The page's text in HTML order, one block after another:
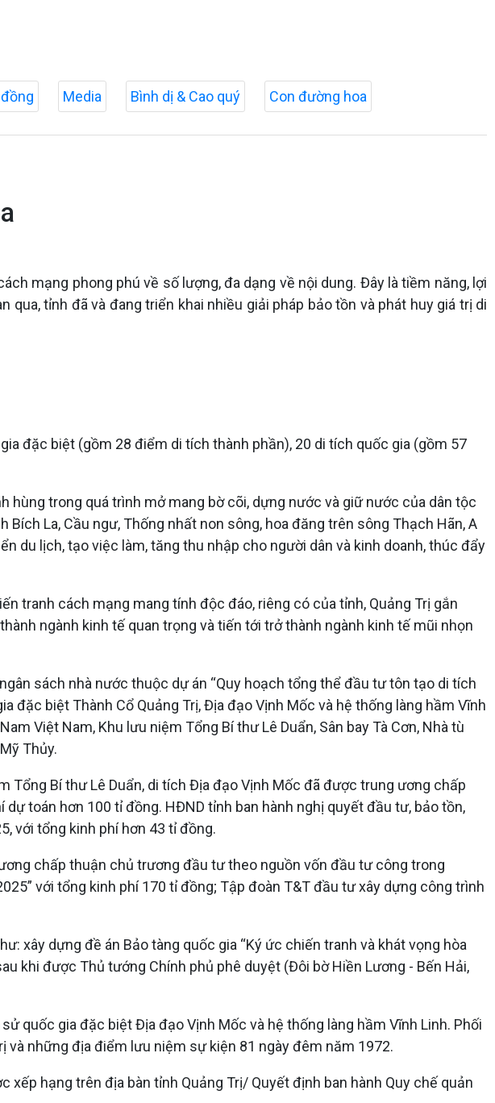
Media Bình dị & Cao quý Con đường hoa
mạng phong phú về số lượng, đa dạng về nội dung. Đây là tiềm năng, lợi
tỉnh đã và đang triển khai nhiều giải pháp bảo tồn và phát huy giá trị di
đặc biệt (gồm 28 điểm di tích thành phần), 20 di tích quốc gia (gồm 57
hùng trong quá trình mở mang bờ cõi, dựng nước và giữ nước của dân tộc
La, Cầu ngư, Thống nhất non sông, hoa đăng trên sông Thạch Hãn, A
du lịch, tạo việc làm, tăng thu nhập cho người dân và kinh doanh, thúc đẩy
tranh cách mạng mang tính độc đáo, riêng có của tỉnh, Quảng Trị gắn
ngành kinh tế quan trọng và tiến tới trở thành ngành kinh tế mũi nhọn
sách nhà nước thuộc dự án “Quy hoạch tổng thể đầu tư tôn tạo di tích
đặc biệt Thành Cổ Quảng Trị, Địa đạo Vịnh Mốc và hệ thống làng hầm Vĩnh
Việt Nam, Khu lưu niệm Tổng Bí thư Lê Duẩn, Sân bay Tà Cơn, Nhà tù
Thủy.
Tổng Bí thư Lê Duẩn, di tích Địa đạo Vịnh Mốc đã được trung ương chấp
toán hơn 100 tỉ đồng. HĐND tỉnh ban hành nghị quyết đầu tư, bảo tồn,
với tổng kinh phí hơn 43 tỉ đồng.
chấp thuận chủ trương đầu tư theo nguồn vốn đầu tư công trong
với tổng kinh phí 170 tỉ đồng; Tập đoàn T&T đầu tư xây dựng công trình
xây dựng đề án Bảo tàng quốc gia “Ký ức chiến tranh và khát vọng hòa
khi được Thủ tướng Chính phủ phê duyệt (Đôi bờ Hiền Lương - Bến Hải,
quốc gia đặc biệt Địa đạo Vịnh Mốc và hệ thống làng hầm Vĩnh Linh. Phối
và những địa điểm lưu niệm sự kiện 81 ngày đêm năm 1972.
hạng trên địa bàn tỉnh Quảng Trị/ Quyết định ban hành Quy chế quản